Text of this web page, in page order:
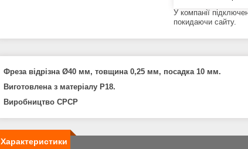
У компанії
покидаючи сайту.
Фреза відрізна Ø40 мм, товщина 0,25 мм, посадка 10 мм.
Виготовлена з матеріалу Р18.
Виробництво СРСР
Характеристики